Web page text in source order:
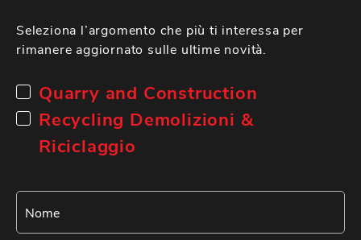
Seleziona l’argomento che più ti interessa per
rimanere aggiornato sulle ultime novità.
Quarry and Construction
Recycling Demolizioni &
Riciclaggio